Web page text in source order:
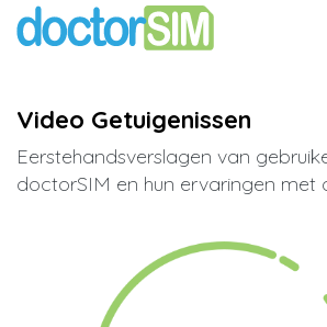
Video Getuigenissen
Eerstehandsverslagen van
doctorSIM en hun ervaringen met